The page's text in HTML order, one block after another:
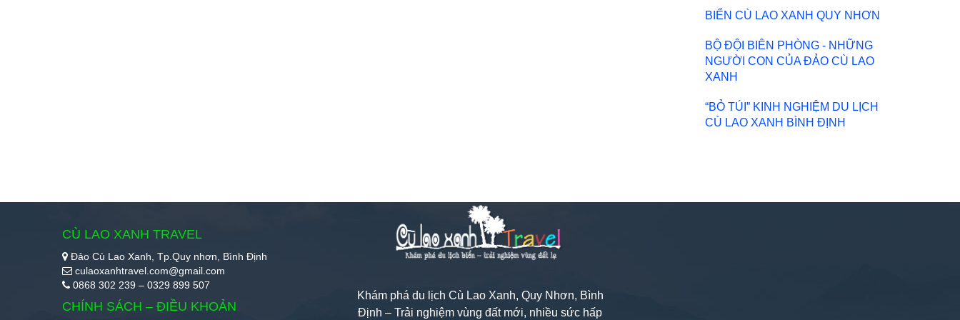
BIỂN CÙ LAO XANH QUY NHƠN
BỘ ĐỘI BIÊN PHÒNG - NHỮNG
NGƯỜI CON CỦA ĐẢO CÙ LAO
XANH
“BỎ TÚI” KINH NGHIỆM DU LỊCH
CÙ LAO XANH BÌNH ĐỊNH
CÙ LAO XANH TRAVEL
Đảo Cù Lao Xanh, Tp.Quy nhơn, Bình Định
culaoxanhtravel.com@gmail.com
0868 302 239 – 0329 899 507
CHÍNH SÁCH – ĐIỀU KHOẢN
Khám phá du lịch Cù Lao Xanh, Quy Nhơn, Bình
Định – Trải nghiệm vùng đất mới, nhiều sức hấp